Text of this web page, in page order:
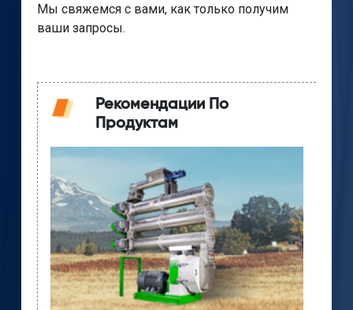
Мы свяжемся с вами, как только получим
ваши запросы.
Рекомендации По
Продуктам